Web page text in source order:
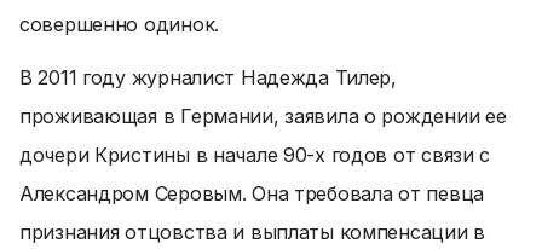
совершенно одинок.
В 2011 году журналист Надежда Тилер,
проживающая в Германии, заявила о рождении ее
дочери Кристины в начале 90-х годов от связи с
Александром Серовым. Она требовала от певца
признания отцовства и выплаты компенсации в